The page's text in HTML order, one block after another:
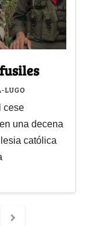
LUGO
cese
una decena
católica